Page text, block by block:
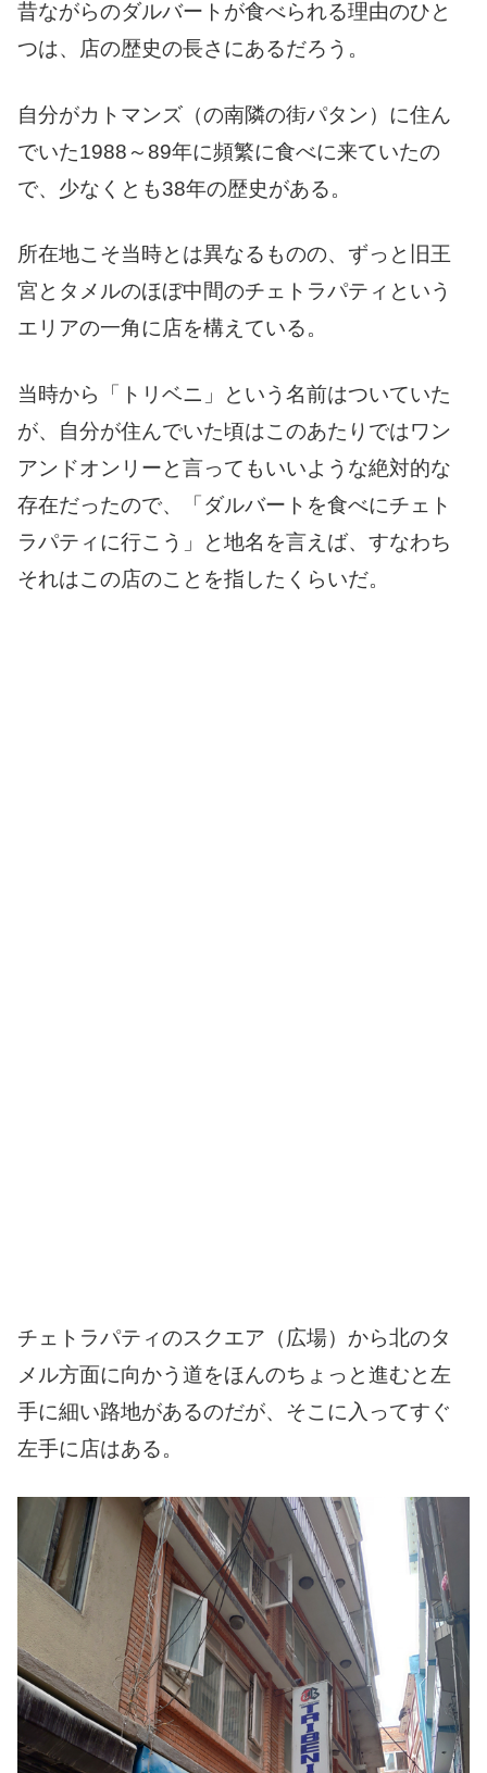
昔ながらのダルバートが食べられる理由のひと
つは、店の歴史の長さにあるだろう。
自分がカトマンズ（の南隣の街パタン）に住ん
でいた1988～89年に頻繁に食べに来ていたの
で、少なくとも38年の歴史がある。
所在地こそ当時とは異なるものの、ずっと旧王
宮とタメルのほぼ中間のチェトラパティという
エリアの一角に店を構えている。
当時から「トリベニ」という名前はついていた
が、自分が住んでいた頃はこのあたりではワン
アンドオンリーと言ってもいいような絶対的な
存在だったので、「ダルバートを食べにチェト
ラパティに行こう」と地名を言えば、すなわち
それはこの店のことを指したくらいだ。
チェトラパティのスクエア（広場）から北のタ
メル方面に向かう道をほんのちょっと進むと左
手に細い路地があるのだが、そこに入ってすぐ
左手に店はある。